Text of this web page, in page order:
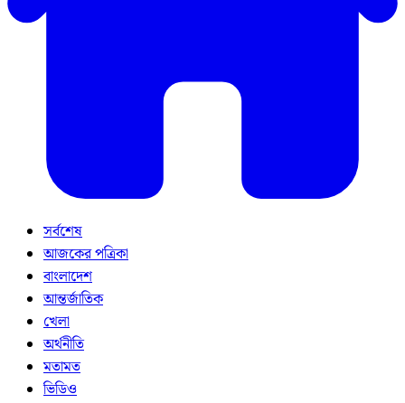
সর্বশেষ
আজকের পত্রিকা
বাংলাদেশ
আন্তর্জাতিক
খেলা
অর্থনীতি
মতামত
ভিডিও